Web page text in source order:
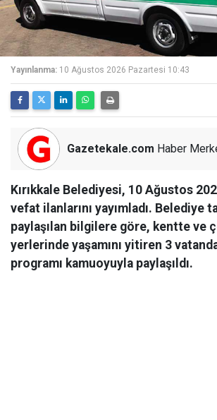
Yayınlanma: 10 Ağustos 2026 Pazartesi 10:43
Gazetekale.com Haber
Kırıkkale Belediyesi, 10 Ağustos
vefat ilanlarını yayımladı. Belediye
paylaşılan bilgilere göre, kentte ve
yerlerinde yaşamını yitiren 3
programı kamuoyuyla paylaşıldı.